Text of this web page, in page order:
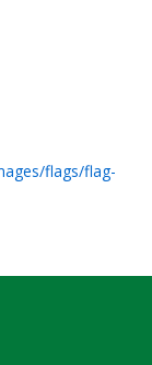
flags/flag-